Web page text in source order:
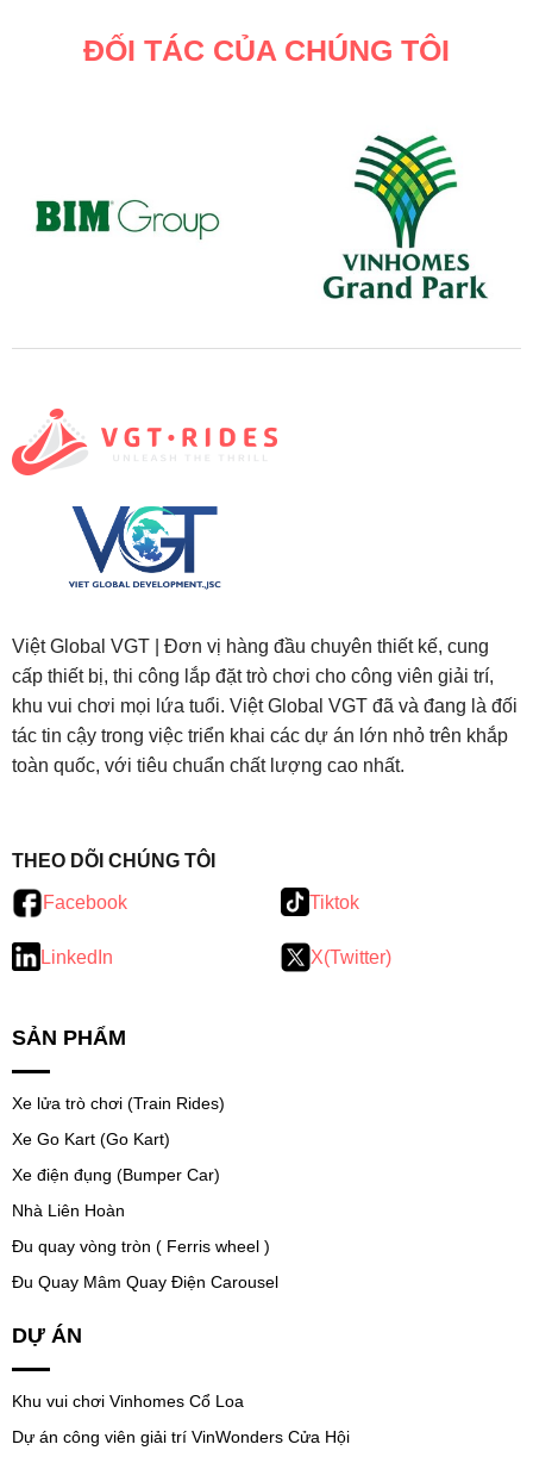
ĐỐI TÁC CỦA CHÚNG TÔI
Việt Global VGT | Đơn vị hàng đầu chuyên thiết kế, cung
cấp thiết bị, thi công lắp đặt trò chơi cho công viên giải trí,
khu vui chơi mọi lứa tuổi. Việt Global VGT đã và đang là đối
tác tin cậy trong việc triển khai các dự án lớn nhỏ trên khắp
toàn quốc, với tiêu chuẩn chất lượng cao nhất.
THEO DÕI CHÚNG TÔI
Facebook Tiktok
LinkedIn X(Twitter)
SẢN PHẨM
Xe lửa trò chơi (Train Rides)
Xe Go Kart (Go Kart)
Xe điện đụng (Bumper Car)
Nhà Liên Hoàn
Đu quay vòng tròn ( Ferris wheel )
Đu Quay Mâm Quay Điện Carousel
DỰ ÁN
Khu vui chơi Vinhomes Cổ Loa
Dự án công viên giải trí VinWonders Cửa Hội